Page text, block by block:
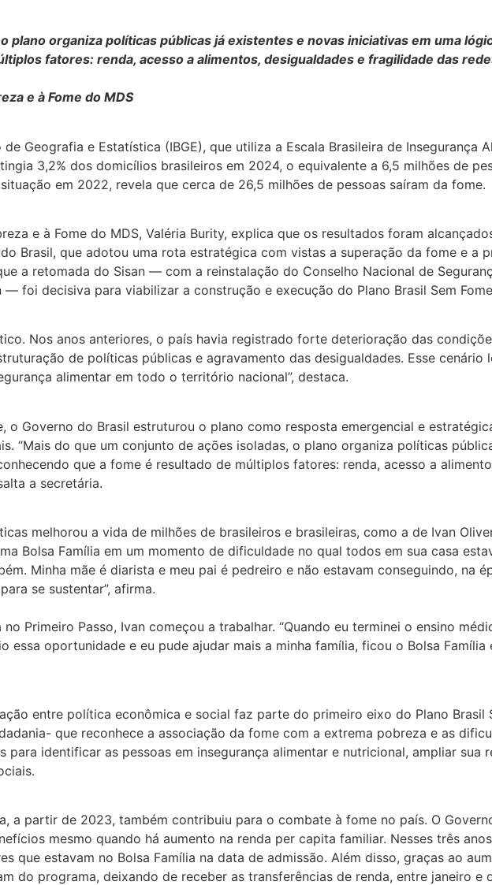
plano organiza políticas públicas já existentes e novas iniciativas em uma
fatores: renda, acesso a alimentos, desigualdades e fragilidade das
e à Fome do MDS
Geografia e Estatística (IBGE), que utiliza a Escala Brasileira de Insegurança
3,2% dos domicílios brasileiros em 2024, o equivalente a 6,5 milhões de
em 2022, revela que cerca de 26,5 milhões de pessoas saíram da fome.
e à Fome do MDS, Valéria Burity, explica que os resultados foram
Brasil, que adotou uma rota estratégica com vistas a superação da fome e a
a retomada do Sisan — com a reinstalação do Conselho Nacional de
foi decisiva para viabilizar a construção e execução do Plano Brasil Sem
Nos anos anteriores, o país havia registrado forte deterioração das
de políticas públicas e agravamento das desigualdades. Esse cenário
alimentar em todo o território nacional”, destaca.
o Governo do Brasil estruturou o plano como resposta emergencial e
“Mais do que um conjunto de ações isoladas, o plano organiza políticas
que a fome é resultado de múltiplos fatores: renda, acesso a
a secretária.
melhorou a vida de milhões de brasileiros e brasileiras, como a de Ivan
Bolsa Família em um momento de dificuldade no qual todos em sua casa
Minha mãe é diarista e meu pai é pedreiro e não estavam conseguindo, na
se sustentar”, afirma.
Primeiro Passo, Ivan começou a trabalhar. “Quando eu terminei o ensino
essa oportunidade e eu pude ajudar mais a minha família, ficou o Bolsa Família
entre política econômica e social faz parte do primeiro eixo do Plano Brasil
que reconhece a associação da fome com a extrema pobreza e as
para identificar as pessoas em insegurança alimentar e nutricional, ampliar sua
a partir de 2023, também contribuiu para o combate à fome no país. O
mesmo quando há aumento na renda per capita familiar. Nesses três
que estavam no Bolsa Família na data de admissão. Além disso, graças ao
do programa, deixando de receber as transferências de renda, entre janeiro e